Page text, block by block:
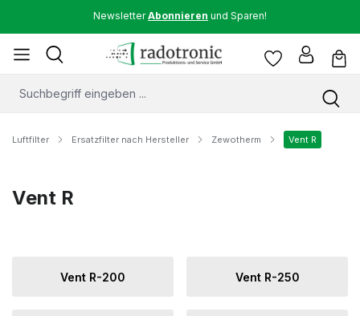
NewsletterAbonnieren und Sparen!
Luftfilter Ersatzfilter nach Hersteller Zewotherm Vent R
Vent R
Vent R-200 Vent R-250